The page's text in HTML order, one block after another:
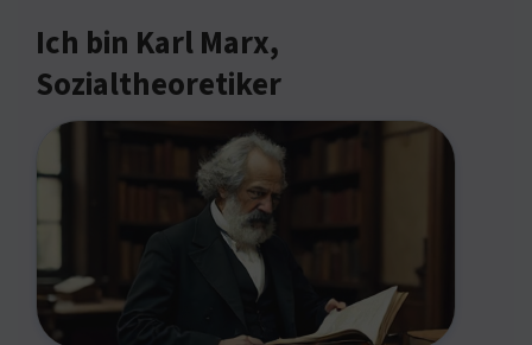
Ich bin Karl Marx,
Sozialtheoretiker